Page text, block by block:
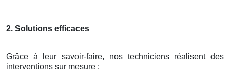
2. Solutions efficaces
Grâce à leur savoir-faire, nos techniciens réalisent des
interventions sur mesure :